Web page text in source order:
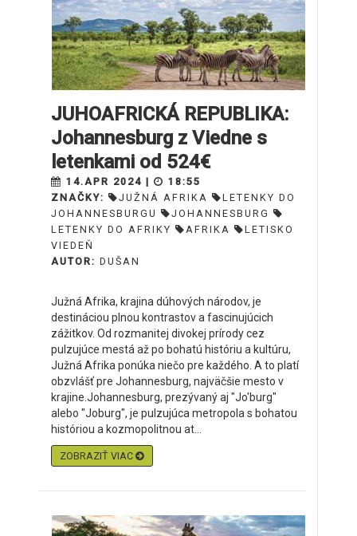
JUHOAFRICKÁ REPUBLIKA:
Johannesburg z Viedne s
letenkami od 524€
14.APR 2024 |
18:55
ZNAČKY:
JUŽNÁ AFRIKA
LETENKY DO
JOHANNESBURGU
JOHANNESBURG
LETENKY DO AFRIKY
AFRIKA
LETISKO
VIEDEŇ
AUTOR: DUŠAN
Južná Afrika, krajina dúhových národov, je
destináciou plnou kontrastov a fascinujúcich
zážitkov. Od rozmanitej divokej prírody cez
pulzujúce mestá až po bohatú históriu a kultúru,
Južná Afrika ponúka niečo pre každého. A to platí
obzvlášť pre Johannesburg, najväčšie mesto v
krajine.Johannesburg, prezývaný aj "Jo'burg"
alebo "Joburg", je pulzujúca metropola s bohatou
históriou a kozmopolitnou at...
ZOBRAZIŤ VIAC